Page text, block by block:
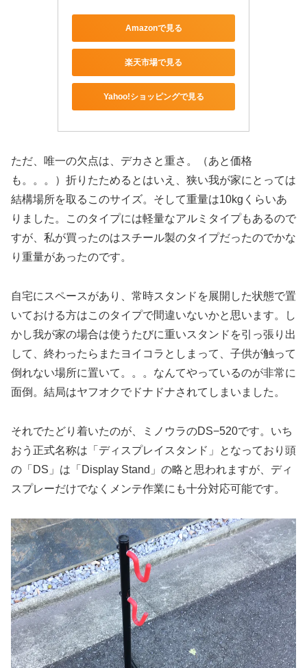
Amazonで見る
楽天市場で見る
Yahoo!ショッピングで見る
ただ、唯一の欠点は、デカさと重さ。（あと価格
も。。。）折りたためるとはいえ、狭い我が家にとっては
結構場所を取るこのサイズ。そして重量は10kgくらいあ
りました。このタイプには軽量なアルミタイプもあるので
すが、私が買ったのはスチール製のタイプだったのでかな
り重量があったのです。
自宅にスペースがあり、常時スタンドを展開した状態で置
いておける方はこのタイプで間違いないかと思います。し
かし我が家の場合は使うたびに重いスタンドを引っ張り出
して、終わったらまたヨイコラとしまって、子供が触って
倒れない場所に置いて。。。なんてやっているのが非常に
面倒。結局はヤフオクでドナドナされてしまいました。
それでたどり着いたのが、ミノウラのDS−520です。いち
おう正式名称は「ディスプレイスタンド」となっており頭
の「DS」は「Display Stand」の略と思われますが、ディ
スプレーだけでなくメンテ作業にも十分対応可能です。